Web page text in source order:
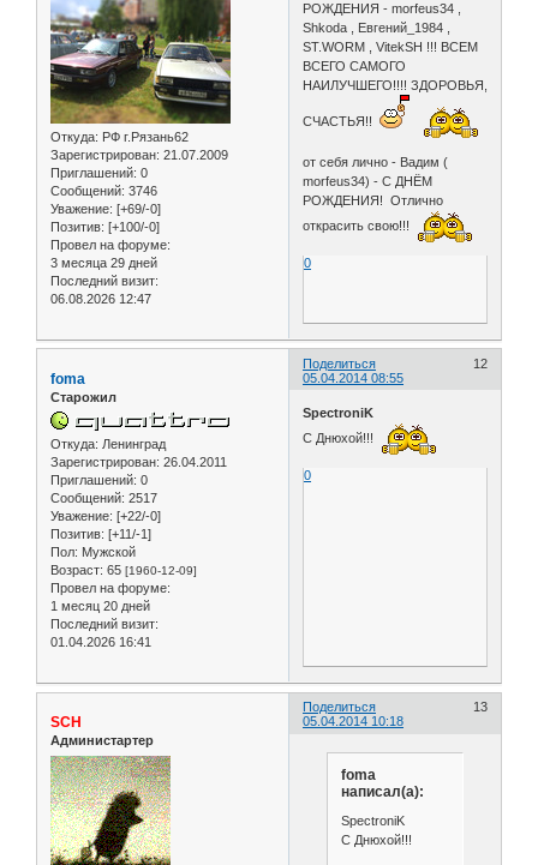
Откуда: РФ г.Рязань62
Зарегистрирован: 21.07.2009
Приглашений: 0
Сообщений: 3746
Уважение: [+69/-0]
Позитив: [+100/-0]
Провел на форуме:
3 месяца 29 дней
Последний визит:
06.08.2026 12:47
РОЖДЕНИЯ - morfeus34 ,
Shkoda , Евгений_1984 ,
ST.WORM , VitekSH !!! ВСЕМ
ВСЕГО САМОГО
НАИЛУЧШЕГО!!!! ЗДОРОВЬЯ,
СЧАСТЬЯ!!
от себя лично - Вадим (
morfeus34) - С ДНЁМ
РОЖДЕНИЯ! Отлично
открасить свою!!!
0
Поделиться
12
05.04.2014 08:55
foma
Старожил
Откуда: Ленинград
Зарегистрирован: 26.04.2011
Приглашений: 0
Сообщений: 2517
Уважение: [+22/-0]
Позитив: [+11/-1]
Пол: Мужской
Возраст: 65 [1960-12-09]
Провел на форуме:
1 месяц 20 дней
Последний визит:
01.04.2026 16:41
SpectroniK
С Днюхой!!!
0
Поделиться
13
05.04.2014 10:18
SCH
Администартер
foma
написал(а):
SpectroniK
С Днюхой!!!